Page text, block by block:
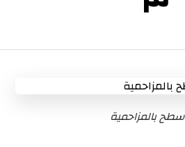
بالمزاحمية